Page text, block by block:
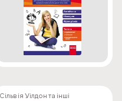
Сільвія Уілдон та інші